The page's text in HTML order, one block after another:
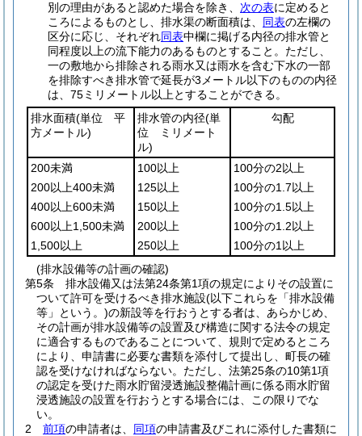
別の理由があると認めた場合を除き、 次の表に定めると
ころによるものとし、排水渠の断面積は、 同表の左欄の
区分に応じ、それぞれ同表中欄に掲げる内径の排水管と
同程度以上の流下能力のあるものとすること。 ただし、
一の敷地から排除される雨水又は雨水を含む下水の一部
を排除すべき排水管で延長が3メートル以下のものの内径
は、75ミリメートル以上とすることができる。
排水面積(単位 平
方メートル)
排水管の内径(単
位 ミリメート
ル)
勾配
200未満 100以上
100分の2以上
200以上400未満
125以上
100分の1.7以上
400以上600未満
150以上
100分の1.5以上
600以上1,500未満
200以上
100分の1.2以上
1,500以上
250以上
100分の1以上
(排水設備等の計画の確認)
第5条
排水設備又は法第24条第1項の規定によりその設置に
ついて許可を受けるべき排水施設(以下これらを「排水設備
等」という。)の新設等を行おうとする者は、あらかじめ、
その計画が排水設備等の設置及び構造に関する法令の規定
に適合するものであることについて、規則で定めるところ
により、申請書に必要な書類を添付して提出し、町長の確
認を受けなければならない。 ただし、法第25条の10第1項
の認定を受けた雨水貯留浸透施設整備計画に係る雨水貯留
浸透施設の設置を行おうとする場合には、この限りでな
い。
2
前項の申請者は、 同項の申請書及びこれに添付した書類に